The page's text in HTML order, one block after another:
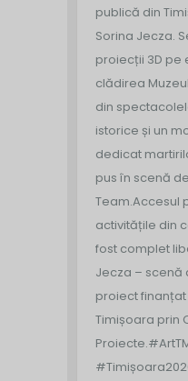
publică din
Sorina Jecza.
proiecții 3D pe
clădirea
din
istorice și un
dedicat
pus în scenă
Team.Accesul
activitățile din
fost complet
Jecza – scenă
proiect
Timișoara prin
Proiecte.